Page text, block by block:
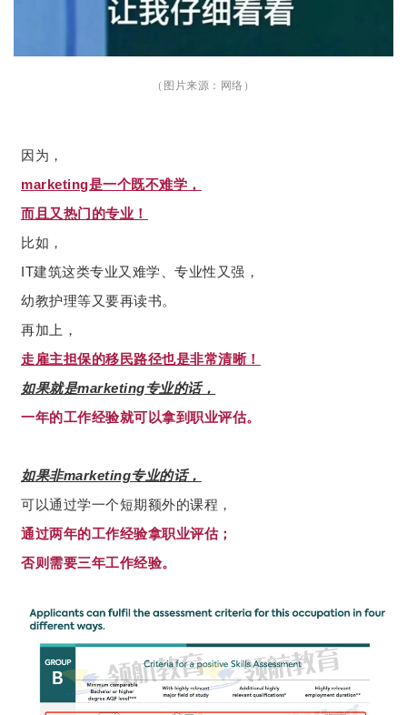
（图片来源：网络）
因为，
marketing是一个既不难学，
而且又热门的专业！
比如，
IT建筑这类专业又难学、专业性又强，
幼教护理等又要再读书。
再加上，
走雇主担保的移民路径也是非常清晰！
如果就是marketing专业的话，
一年的工作经验就可以拿到职业评估。
如果非marketing专业的话，
可以通过学一个短期额外的课程，
通过两年的工作经验拿职业评估；
否则需要三年工作经验。